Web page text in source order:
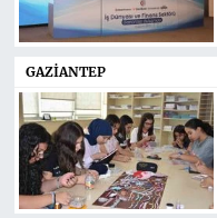
GAZIANTEP